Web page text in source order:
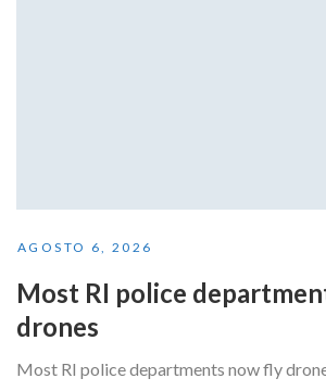
AGOSTO 6, 2026
Most RI police
drones
Most RI police departments now fly